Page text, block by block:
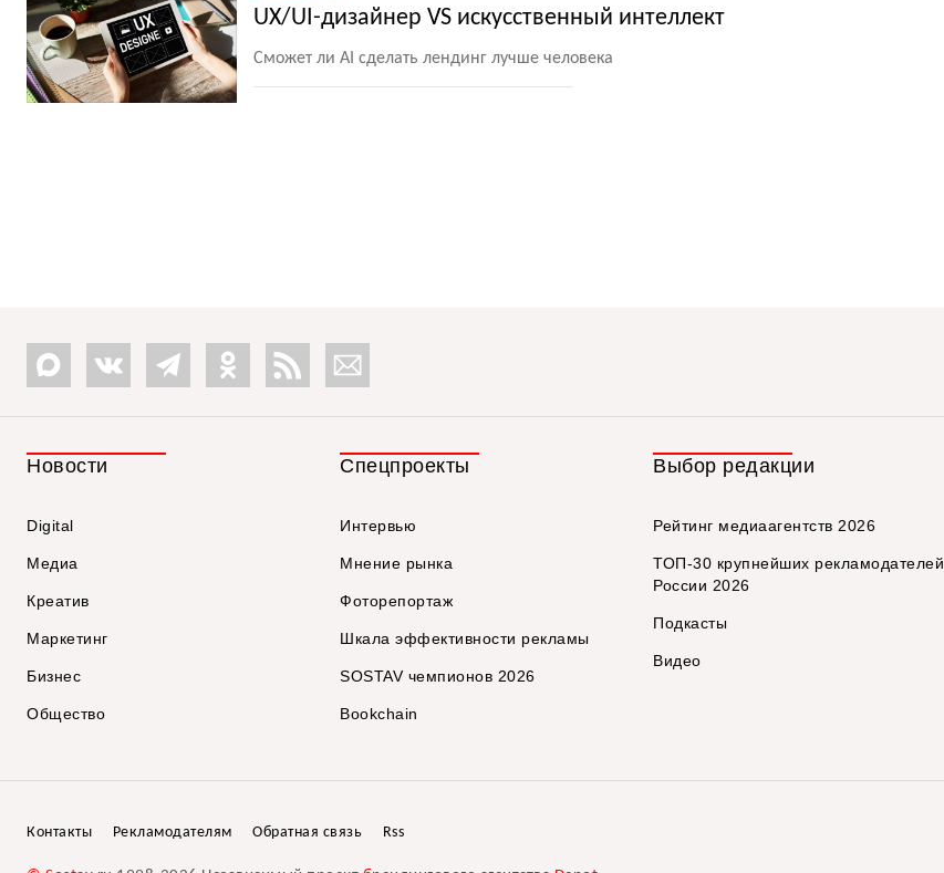
UX/UI-дизайнер VS искусственный интеллект
Сможет ли AI сделать лендинг лучше человека
Новости
Digital
Медиа
Креатив
Маркетинг
Бизнес
Общество
Спецпроекты
Интервью
Мнение рынка
Фоторепортаж
Шкала эффективности рекламы
SOSTAV чемпионов 2026
Bookchain
Выбор редакции
Рейтинг медиаагентств 2026
ТОП-30 крупнейших рекламодателей
России 2026
Подкасты
Видео
Контакты Рекламодателям Обратная связь Rss